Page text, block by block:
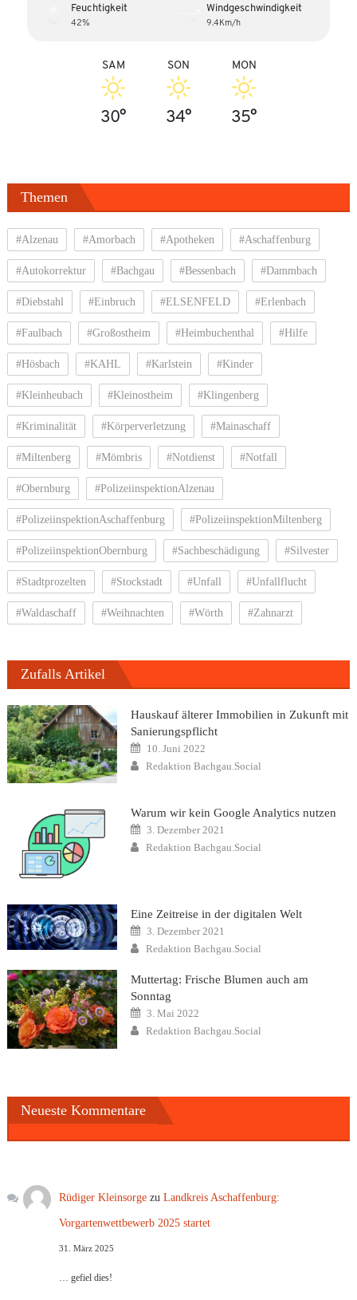
Feuchtigkeit
42%
Windgeschwindigkeit
9.4Km/h
SAM
30°
SON
34°
MON
35°
Themen
#Alzenau #Amorbach #Apotheken #Aschaffenburg
#Autokorrektur #Bachgau #Bessenbach #Dammbach
#Diebstahl #Einbruch #ELSENFELD #Erlenbach
#Faulbach #Großostheim #Heimbuchenthal #Hilfe
#Hösbach #KAHL #Karlstein #Kinder
#Kleinheubach #Kleinostheim #Klingenberg
#Kriminalität #Körperverletzung #Mainaschaff
#Miltenberg #Mömbris #Notdienst #Notfall
#Obernburg #PolizeiinspektionAlzenau
#PolizeiinspektionAschaffenburg #PolizeiinspektionMiltenberg
#PolizeiinspektionObernburg #Sachbeschädigung #Silvester
#Stadtprozelten #Stockstadt #Unfall #Unfallflucht
#Waldaschaff #Weihnachten #Wörth #Zahnarzt
Zufalls Artikel
Hauskauf älterer Immobilien in Zukunft mit
Sanierungspflicht
Posted
on
10. Juni 2022
Author
Redaktion Bachgau.Social
Warum wir kein Google Analytics nutzen
Posted
on
3. Dezember 2021
Author
Redaktion Bachgau.Social
Eine Zeitreise in der digitalen Welt
Posted
on
3. Dezember 2021
Author
Redaktion Bachgau.Social
Muttertag: Frische Blumen auch am
Sonntag
Posted
on
3. Mai 2022
Author
Redaktion Bachgau.Social
Neueste Kommentare
Rüdiger Kleinsorge zuLandkreis Aschaffenburg:
Vorgartenwettbewerb 2025 startet
31. März 2025
… gefiel dies!